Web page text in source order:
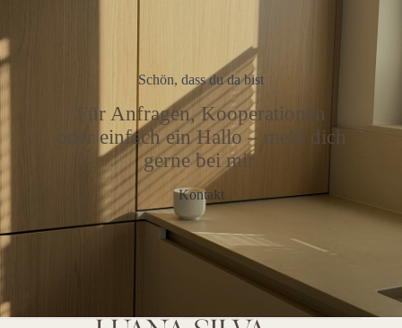
Schön, dass du da bist
Für Anfragen, Kooperationen
oder einfach ein Hallo – meld dich
gerne bei mir.
Kontakt